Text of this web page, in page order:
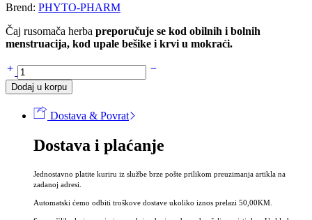
Brend: PHYTO-PHARM
Čaj rusomača herba preporučuje se kod obilnih i bolnih
menstruacija, kod upale bešike i krvi u mokraći.
Čaj
RUSOMAČA
herba
torbica,
Capsellae
količina
Dodaj u korpu
Dostava & Povrat
Dostava i plaćanje
Jednostavno platite kuriru iz službe brze pošte prilikom preuzimanja artikla na
zadanoj adresi.
Automatski ćemo odbiti troškove dostave ukoliko iznos prelazi 50,00KM.